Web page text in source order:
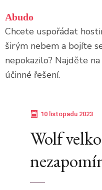
na
obsah
(stiskněte
Enter)
Abudo
Chcete uspořádat
širým nebem a bojíte
nepokazilo? Najděte
účinné řešení.
10 listopadu 2023
Wolf